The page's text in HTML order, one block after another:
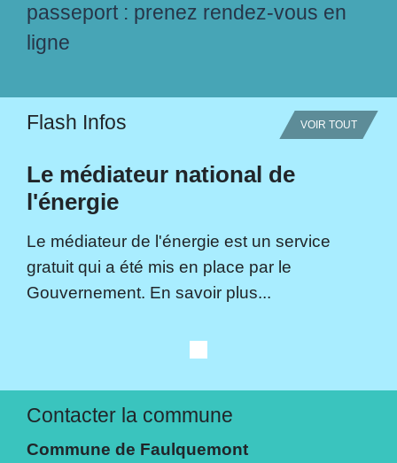
passeport : prenez rendez-vous en
ligne
Flash Infos VOIR TOUT
Le médiateur national de
l'énergie
Le médiateur de l'énergie est un service
gratuit qui a été mis en place par le
Gouvernement. En savoir plus...
Contacter la commune
Commune de Faulquemont